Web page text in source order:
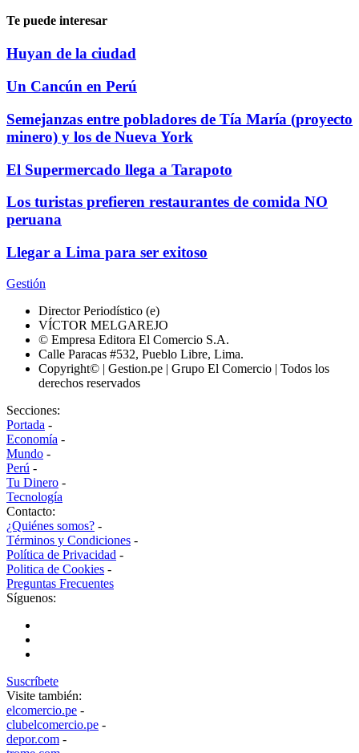
Te puede interesar
Huyan de la ciudad
Un Cancún en Perú
Semejanzas entre pobladores de Tía María (proyecto
minero) y los de Nueva York
El Supermercado llega a Tarapoto
Los turistas prefieren restaurantes de comida NO
peruana
Llegar a Lima para ser exitoso
Gestión
Director Periodístico (e)
VÍCTOR MELGAREJO
© Empresa Editora El Comercio S.A.
Calle Paracas #532, Pueblo Libre, Lima.
Copyright© | Gestion.pe | Grupo El Comercio | Todos los
derechos reservados
Secciones:
Portada -
Economía -
Mundo -
Perú -
Tu Dinero -
Tecnología
Contacto:
¿Quiénes somos? -
Términos y Condiciones -
Política de Privacidad -
Politica de Cookies -
Preguntas Frecuentes
Síguenos:
Suscríbete
Visite también:
elcomercio.pe -
clubelcomercio.pe -
depor.com -